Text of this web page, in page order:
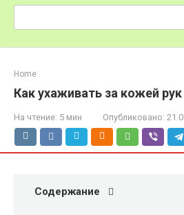
Поиск:
Home
Как ухаживать за кожей
На чтение: 5 мин Опубликовано:
Содержание